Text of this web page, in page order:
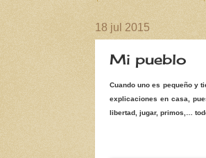
18 jul 2015
Mi pueblo
Cuando uno es pequeño y
explicaciones en casa,
libertad, jugar, primos,…